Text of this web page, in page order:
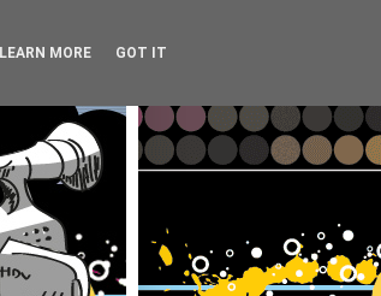
LEARN MORE GOT IT